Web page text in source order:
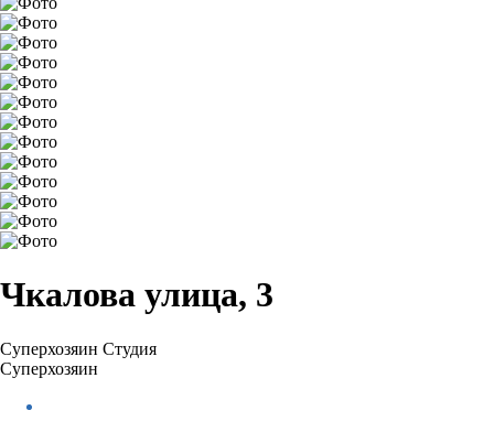
Чкалова улица, 3
Суперхозяин Студия
Суперхозяин